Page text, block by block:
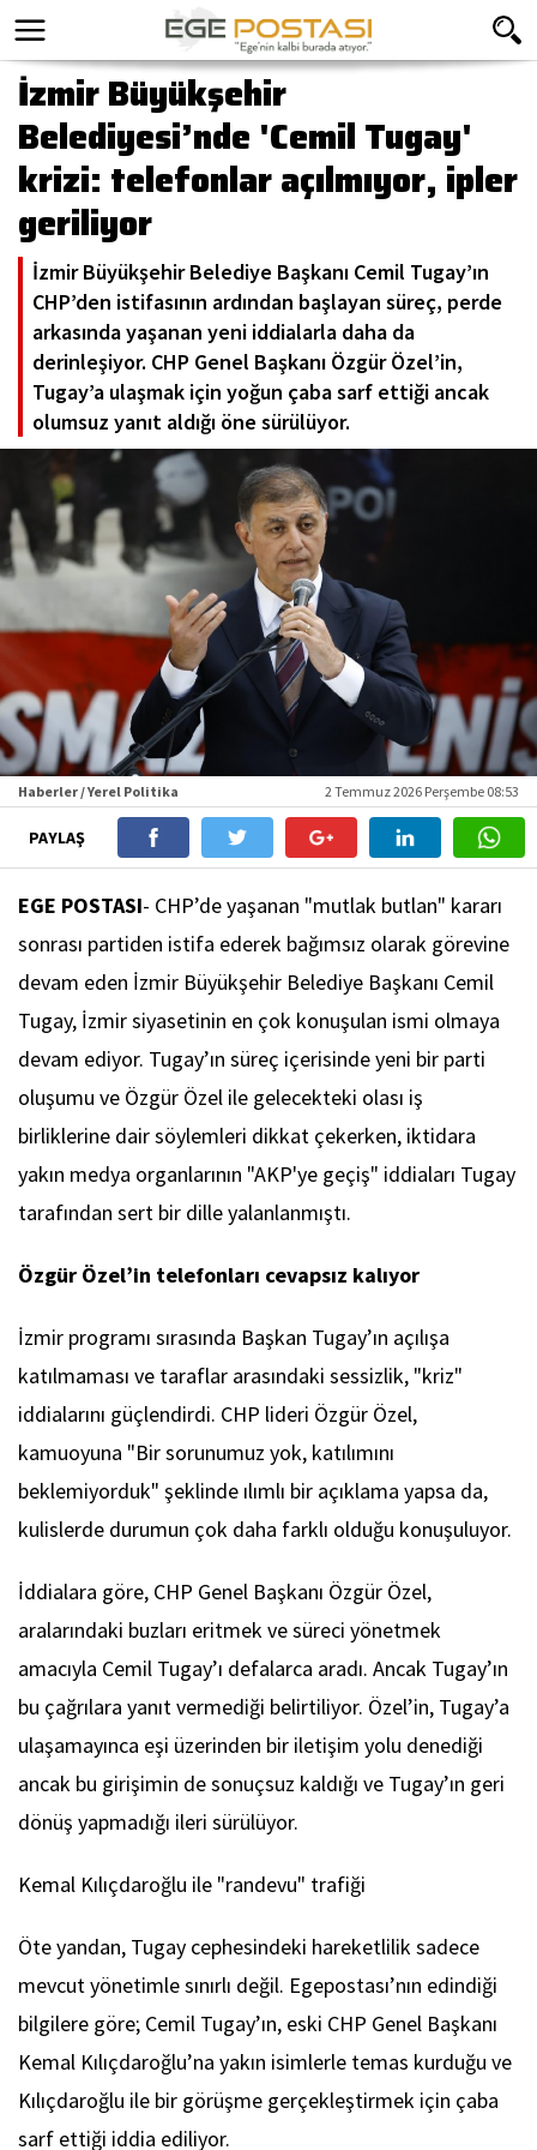
İzmir Büyükşehir
Belediyesi’nde 'Cemil Tugay'
krizi: telefonlar açılmıyor, ipler
geriliyor
İzmir Büyükşehir Belediye Başkanı Cemil Tugay’ın
CHP’den istifasının ardından başlayan süreç, perde
arkasında yaşanan yeni iddialarla daha da
derinleşiyor. CHP Genel Başkanı Özgür Özel’in,
Tugay’a ulaşmak için yoğun çaba sarf ettiği ancak
olumsuz yanıt aldığı öne sürülüyor.
Haberler / Yerel Politika 2 Temmuz 2026 Perşembe 08:53
PAYLAŞ
EGE POSTASI- CHP’de yaşanan "mutlak butlan" kararı
sonrası partiden istifa ederek bağımsız olarak görevine
devam eden İzmir Büyükşehir Belediye Başkanı Cemil
Tugay, İzmir siyasetinin en çok konuşulan ismi olmaya
devam ediyor. Tugay’ın süreç içerisinde yeni bir parti
oluşumu ve Özgür Özel ile gelecekteki olası iş
birliklerine dair söylemleri dikkat çekerken, iktidara
yakın medya organlarının "AKP'ye geçiş" iddiaları Tugay
tarafından sert bir dille yalanlanmıştı.
Özgür Özel’in telefonları cevapsız kalıyor
İzmir programı sırasında Başkan Tugay’ın açılışa
katılmaması ve taraflar arasındaki sessizlik, "kriz"
iddialarını güçlendirdi. CHP lideri Özgür Özel,
kamuoyuna "Bir sorunumuz yok, katılımını
beklemiyorduk" şeklinde ılımlı bir açıklama yapsa da,
kulislerde durumun çok daha farklı olduğu konuşuluyor.
İddialara göre, CHP Genel Başkanı Özgür Özel,
aralarındaki buzları eritmek ve süreci yönetmek
amacıyla Cemil Tugay’ı defalarca aradı. Ancak Tugay’ın
bu çağrılara yanıt vermediği belirtiliyor. Özel’in, Tugay’a
ulaşamayınca eşi üzerinden bir iletişim yolu denediği
ancak bu girişimin de sonuçsuz kaldığı ve Tugay’ın geri
dönüş yapmadığı ileri sürülüyor.
Kemal Kılıçdaroğlu ile "randevu" trafiği
Öte yandan, Tugay cephesindeki hareketlilik sadece
mevcut yönetimle sınırlı değil. Egepostası’nın edindiği
bilgilere göre; Cemil Tugay’ın, eski CHP Genel Başkanı
Kemal Kılıçdaroğlu’na yakın isimlerle temas kurduğu ve
Kılıçdaroğlu ile bir görüşme gerçekleştirmek için çaba
sarf ettiği iddia ediliyor.